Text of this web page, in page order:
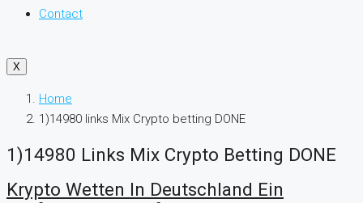
Contact
X
Home
1)14980 links Mix Crypto betting DONE
1)14980 Links Mix Crypto Betting DONE
Krypto Wetten In Deutschland Ein